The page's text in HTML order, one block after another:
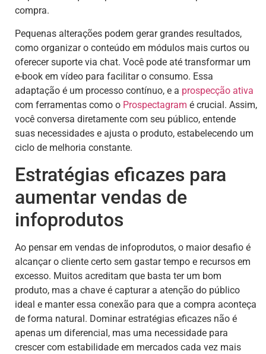
compra.
Pequenas alterações podem gerar grandes resultados,
como organizar o conteúdo em módulos mais curtos ou
oferecer suporte via chat. Você pode até transformar um
e-book em vídeo para facilitar o consumo. Essa
adaptação é um processo contínuo, e a prospecção ativa
com ferramentas como o Prospectagram é crucial. Assim,
você conversa diretamente com seu público, entende
suas necessidades e ajusta o produto, estabelecendo um
ciclo de melhoria constante.
Estratégias eficazes para
aumentar vendas de
infoprodutos
Ao pensar em vendas de infoprodutos, o maior desafio é
alcançar o cliente certo sem gastar tempo e recursos em
excesso. Muitos acreditam que basta ter um bom
produto, mas a chave é capturar a atenção do público
ideal e manter essa conexão para que a compra aconteça
de forma natural. Dominar estratégias eficazes não é
apenas um diferencial, mas uma necessidade para
crescer com estabilidade em mercados cada vez mais